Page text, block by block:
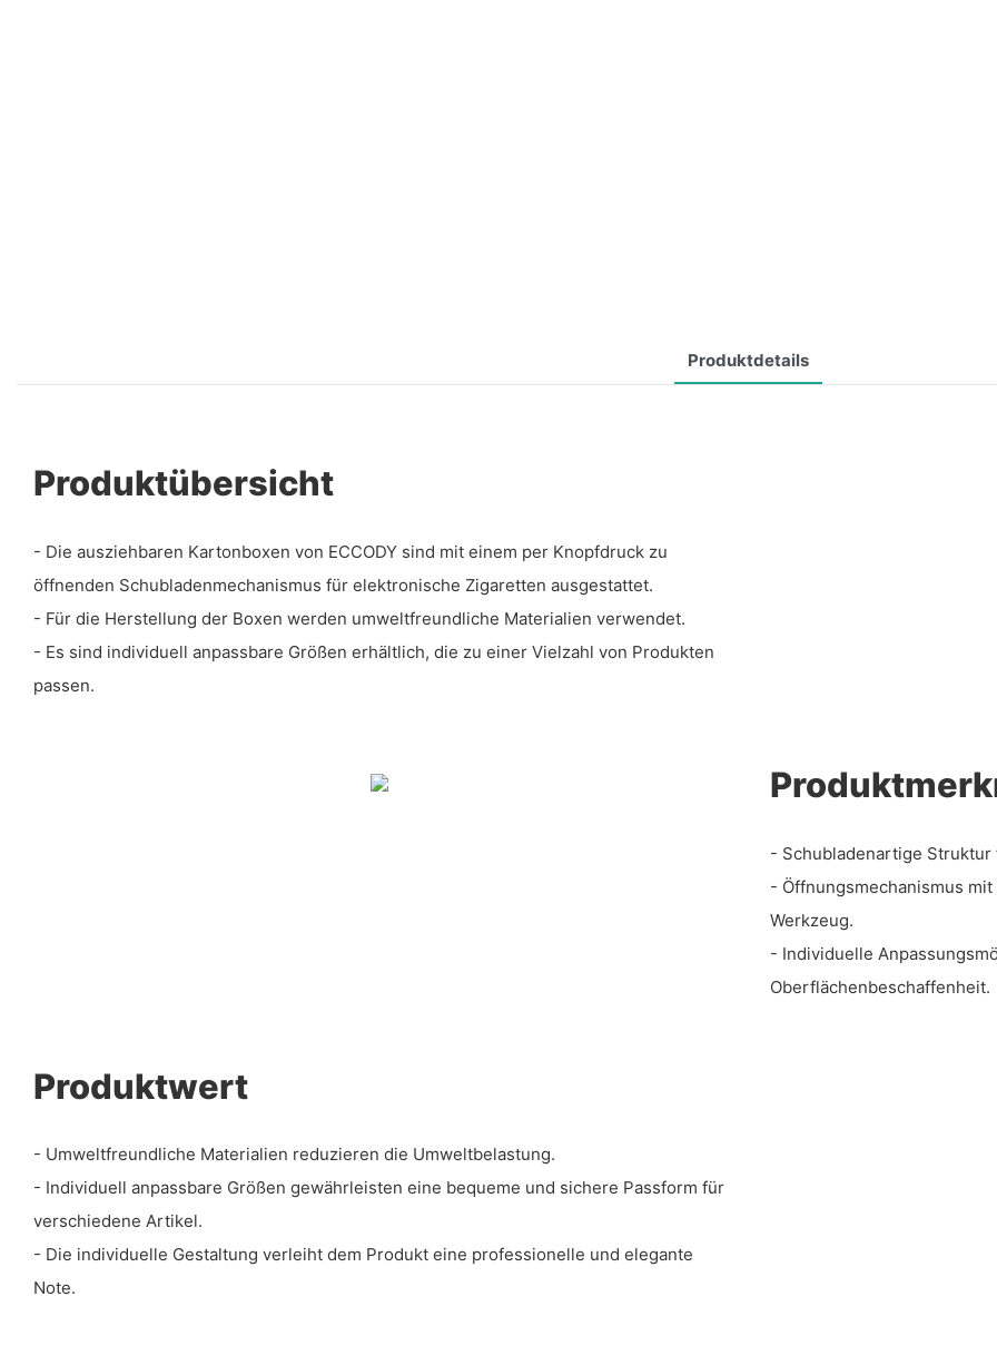
Produktdetails
Produktübersicht
- Die ausziehbaren Kartonboxen von ECCODY sind mit einem per Knopfdruck zu
öffnenden Schubladenmechanismus für elektronische Zigaretten ausgestattet.
- Für die Herstellung der Boxen werden umweltfreundliche Materialien verwendet.
- Es sind individuell anpassbare Größen erhältlich, die zu einer Vielzahl von Produkten
passen.
- Schubladenartige
- Öffnungsmechanismus
Werkzeug.
- Individuelle
Oberflächenbeschaffenheit.
Produktwert
- Umweltfreundliche Materialien reduzieren die Umweltbelastung.
- Individuell anpassbare Größen gewährleisten eine bequeme und sichere Passform für
verschiedene Artikel.
- Die individuelle Gestaltung verleiht dem Produkt eine professionelle und elegante
Note.